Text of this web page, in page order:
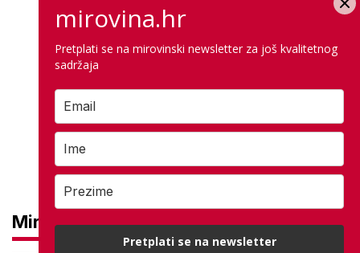
Mirovine
mirovina.hr
Pretplati se na mirovinski newsletter za još kvalitetnog
sadržaja
Pretplati se na newsletter